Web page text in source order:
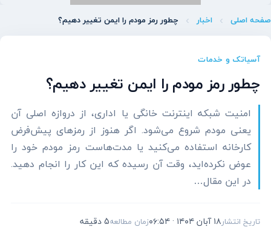
صفحه اصلی اخبار چطور رمز مودم را ایمن تغییر دهیم؟
آسیاتک و خدمات
چطور رمز مودم را ایمن تغییر دهیم؟
امنیت شبکه اینترنت خانگی یا اداری، از دروازه اصلی آن
یعنی مودم شروع می‌شود. اگر هنوز از رمزهای پیش‌فرض
کارخانه استفاده می‌کنید یا مدت‌هاست رمز مودم خود را
عوض نکرده‌اید، وقت آن رسیده که این کار را انجام دهید.
در این مقال…
تاریخ انتشار۱۸ آبان ۱۴۰۴ · ۰۶:۵۴ زمان مطالعه5 دقیقه